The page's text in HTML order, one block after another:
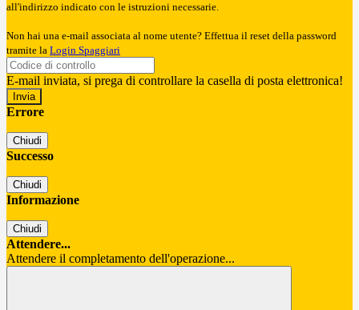
all'indirizzo indicato con le istruzioni necessarie.
Non hai una e-mail associata al nome utente? Effettua il reset della password
tramite la Login Spaggiari
E-mail inviata, si prega di controllare la casella di posta elettronica!
Errore
Chiudi
Successo
Chiudi
Informazione
Chiudi
Attendere...
Attendere il completamento dell'operazione...